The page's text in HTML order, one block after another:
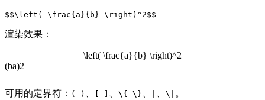
渲染效果：
\left( \frac{a}{b} \right)^2
(ba)2
可用的定界符： ( ) [ ] \{ \} \| 。